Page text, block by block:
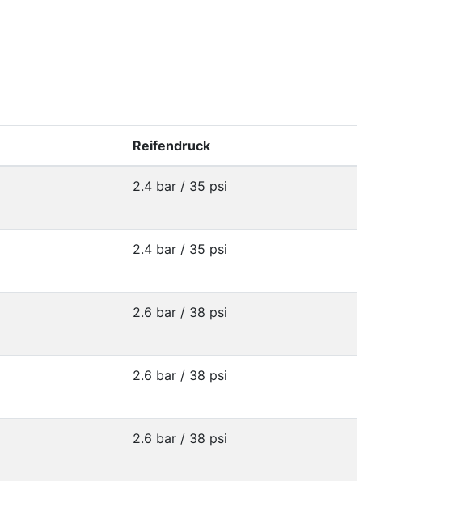
Reifendruck
2.4 bar / 35 psi
2.4 bar / 35 psi
2.6 bar / 38 psi
2.6 bar / 38 psi
2.6 bar / 38 psi